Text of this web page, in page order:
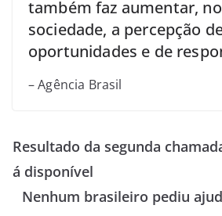
também faz aumentar,
sociedade, a percepção
oportunidades e de
– Agência Brasil
Resultado da segunda
á disponível
Nenhum brasileiro pediu